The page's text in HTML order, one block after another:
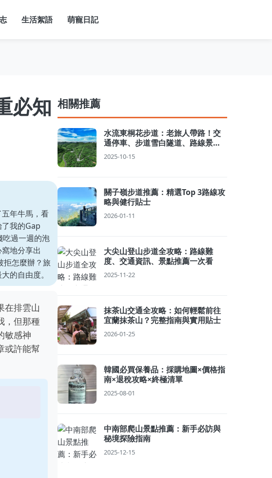
生活絮語 萌寵日記
必知
年牛馬，看
我的Gap
吃過一週的泡
地分享出
拒怎麼辦？旅
的自由度。
在排雲山
，但那種
敏感神
或許能幫
相關推薦
水流東桐花步道：老旅人帶路！交
通停車、步道雪白隧道、路線景點
全攻略
2025-10-15
關子嶺步道推薦：精選Top 3路線攻
略與健行貼士
2026-01-11
大尖山登山步道全攻略：路線難
度、交通資訊、景點推薦一次看
2025-11-22
抹茶山交通全攻略：如何輕鬆前往
宜蘭抹茶山？完整指南與實用貼士
2026-01-25
韓國必買保養品：採購地圖×價格指
南×退稅攻略×終極清單
2025-08-01
中南部爬山景點推薦：新手必訪與
秘境探險指南
2025-12-15